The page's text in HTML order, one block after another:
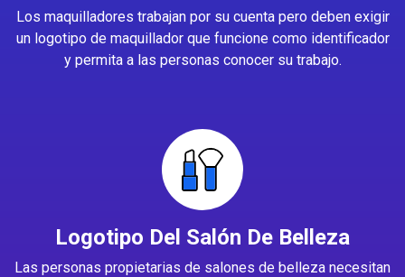
Los maquilladores trabajan por su cuenta pero deben exigir
un logotipo de maquillador que funcione como identificador
y permita a las personas conocer su trabajo.
Logotipo Del Salón De Belleza
Las personas propietarias de salones de belleza necesitan